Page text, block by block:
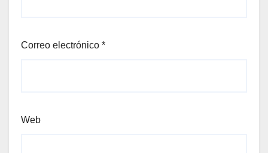
Correo electrónico *
Web